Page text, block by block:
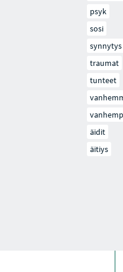
psyk
sosi
synnytys
traumat
tunteet
äidit
äitiys